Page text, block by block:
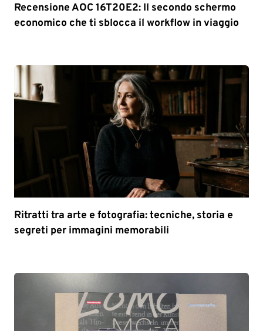
Recensione AOC 16T20E2: Il secondo schermo
economico che ti sblocca il workflow in viaggio
Ritratti tra arte e fotografia: tecniche, storia e
segreti per immagini memorabili